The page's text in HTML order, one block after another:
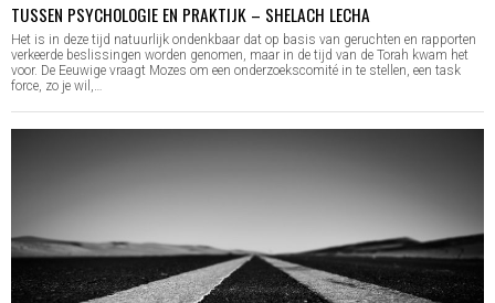
TUSSEN PSYCHOLOGIE EN PRAKTIJK – SHELACH LECHA
Het is in deze tijd natuurlijk ondenkbaar dat op basis van geruchten en rapporten
verkeerde beslissingen worden genomen, maar in de tijd van de Torah kwam het
voor. De Eeuwige vraagt Mozes om een onderzoekscomité in te stellen, een task
force, zo je wil,…